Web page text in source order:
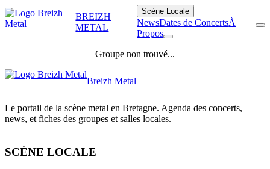
BREIZH
METAL
Scène Locale
NewsDates de ConcertsÀ
Propos
Groupe non trouvé...
Breizh Metal
Le portail de la scène metal en Bretagne. Agenda des concerts,
news, et fiches des groupes et salles locales.
SCÈNE LOCALE